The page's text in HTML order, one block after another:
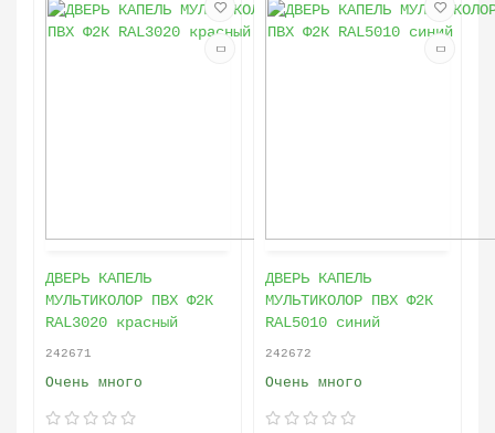
ДВЕРЬ КАПЕЛЬ
МУЛЬТИКОЛОР ПВХ Ф2К
RAL3020 красный
242671
Очень много
ДВЕРЬ КАПЕЛЬ
МУЛЬТИКОЛОР ПВХ Ф2К
RAL5010 синий
242672
Очень много